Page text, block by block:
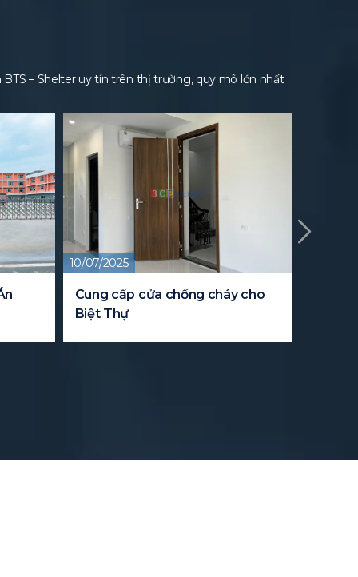
BTS – Shelter uy tín trên thị trường, quy mô lớn nhất
10/07/2025
Cung cấp cửa chống cháy cho
Biệt Thự